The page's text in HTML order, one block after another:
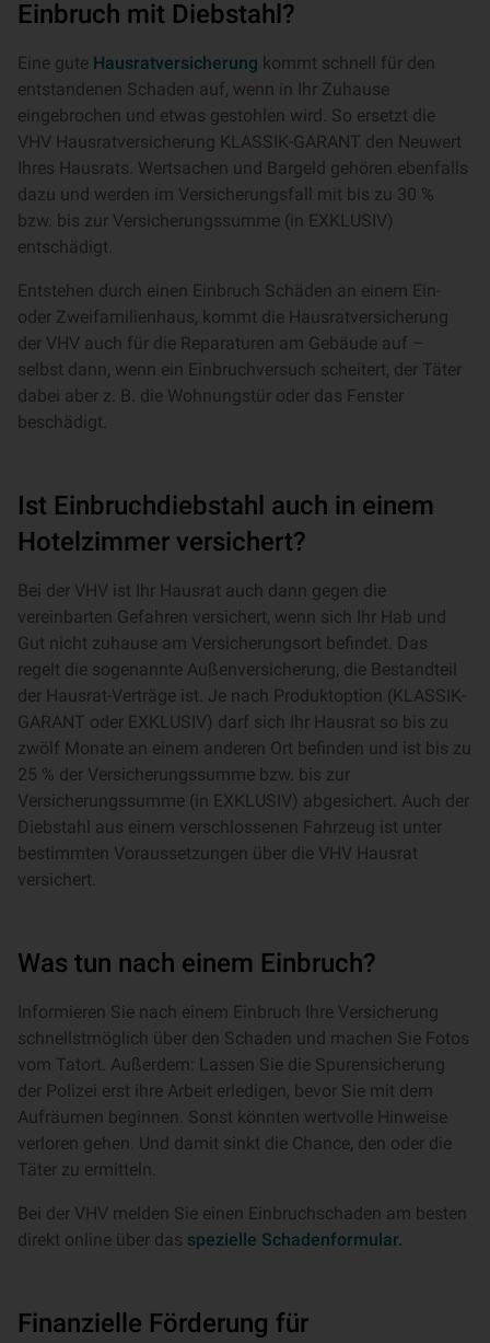
Einbruch mit Diebstahl?
Eine gute Hausratversicherung kommt schnell für den
entstandenen Schaden auf, wenn in Ihr Zuhause
eingebrochen und etwas gestohlen wird. So ersetzt die
VHV Hausratversicherung KLASSIK-GARANT den Neuwert
Ihres Hausrats. Wertsachen und Bargeld gehören ebenfalls
dazu und werden im Versicherungsfall mit bis zu 30 %
bzw. bis zur Versicherungssumme (in EXKLUSIV)
entschädigt.
Entstehen durch einen Einbruch Schäden an einem Ein-
oder Zweifamilienhaus, kommt die Hausratversicherung
der VHV auch für die Reparaturen am Gebäude auf –
selbst dann, wenn ein Einbruchversuch scheitert, der Täter
dabei aber z. B. die Wohnungstür oder das Fenster
beschädigt.
Ist Einbruchdiebstahl auch in einem
Hotelzimmer versichert?
Bei der VHV ist Ihr Hausrat auch dann gegen die
vereinbarten Gefahren versichert, wenn sich Ihr Hab und
Gut nicht zuhause am Versicherungsort befindet. Das
regelt die sogenannte Außenversicherung, die Bestandteil
der Hausrat-Verträge ist. Je nach Produktoption (KLASSIK-
GARANT oder EXKLUSIV) darf sich Ihr Hausrat so bis zu
zwölf Monate an einem anderen Ort befinden und ist bis zu
25 % der Versicherungssumme bzw. bis zur
Versicherungssumme (in EXKLUSIV) abgesichert. Auch der
Diebstahl aus einem verschlossenen Fahrzeug ist unter
bestimmten Voraussetzungen über die VHV Hausrat
versichert.
Was tun nach einem Einbruch?
Informieren Sie nach einem Einbruch Ihre Versicherung
schnellstmöglich über den Schaden und machen Sie Fotos
vom Tatort. Außerdem: Lassen Sie die Spurensicherung
der Polizei erst ihre Arbeit erledigen, bevor Sie mit dem
Aufräumen beginnen. Sonst könnten wertvolle Hinweise
verloren gehen. Und damit sinkt die Chance, den oder die
Täter zu ermitteln.
Bei der VHV melden Sie einen Einbruchschaden am besten
direkt online über das spezielle Schadenformular.
Finanzielle Förderung für